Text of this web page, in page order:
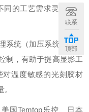
的工艺需求灵活设置
统（加压系统），能
制，有助于提高显影工
温度敏感的光刻胶材
国Temtop乐控、日本
联系
顶部